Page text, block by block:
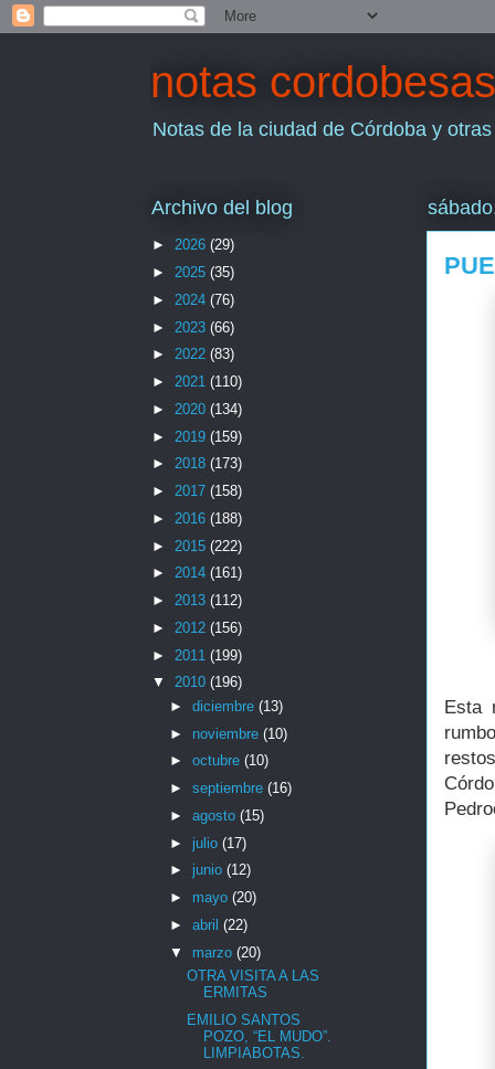
notas cordobesas
Notas de la ciudad de Córdoba y
Esta
Archivo del blog
► 2026 (29)
► 2025 (35)
► 2024 (76)
► 2023 (66)
► 2022 (83)
► 2021 (110)
► 2020 (134)
► 2019 (159)
► 2018 (173)
► 2017 (158)
► 2016 (188)
► 2015 (222)
► 2014 (161)
► 2013 (112)
► 2012 (156)
► 2011 (199)
▼ 2010 (196)
► diciembre (13)
► noviembre (10)
► octubre (10)
► septiembre (16)
► agosto (15)
► julio (17)
► junio (12)
► mayo (20)
► abril (22)
▼ marzo (20)
OTRA VISITA A LAS
ERMITAS
EMILIO SANTOS
POZO, “EL MUDO”.
LIMPIABOTAS.